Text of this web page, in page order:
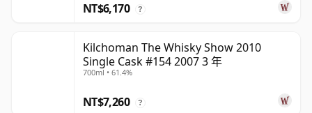
NT$6,170 ?
Kilchoman The Whisky Show 2010
Single Cask #154 2007 3 年
700ml • 61.4%
NT$7,260 ?